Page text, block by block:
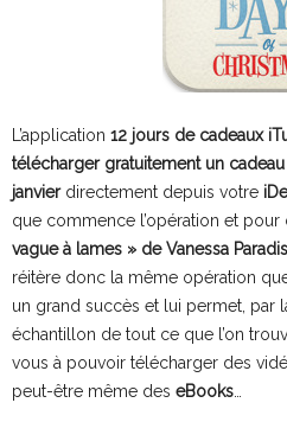
L’application 12 jours de cadeaux
télécharger gratuitement un
janvierdirectement depuis votre
que commence l’opération et pour
vague à lames » de Vanessa Paradis
réitère donc la même opération
un grand succès et lui permet, par
échantillon de tout ce que l’on
vous à pouvoir télécharger des
peut-être même des eBooks